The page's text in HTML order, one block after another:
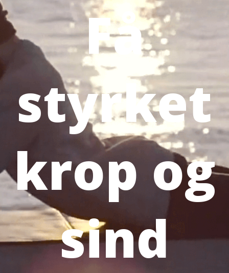
Få
styrket
krop og
sind